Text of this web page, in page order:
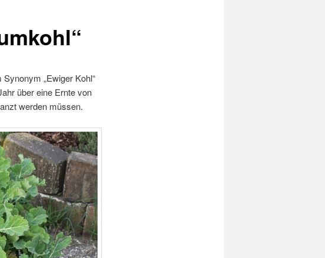
„Ewiger Kohl“
über eine Ernte von
werden müssen.